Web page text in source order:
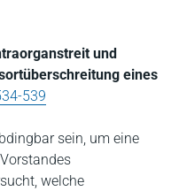
und
eines
539
sein, um eine
welche